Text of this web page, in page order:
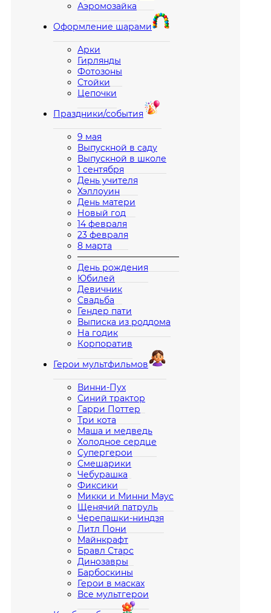
Аэромозайка
Оформление шарами
Арки
Гирлянды
Фотозоны
Стойки
Цепочки
Праздники/события
9 мая
Выпускной в саду
Выпускной в школе
1 сентября
День учителя
Хэллоуин
День матери
Новый год
14 февраля
23 февраля
8 марта
————————————
День рождения
Юбилей
Девичник
Свадьба
Гендер пати
Выписка из роддома
На годик
Корпоратив
Герои мультфильмов
Винни-Пух
Синий трактор
Гарри Поттер
Три кота
Маша и медведь
Холодное сердце
Супергерои
Смешарики
Чебурашка
Фиксики
Микки и Минни Маус
Щенячий патруль
Черепашки-ниндзя
Литл Пони
Майнкрафт
Бравл Старс
Динозавры
Барбоскины
Герои в масках
Все мультгерои